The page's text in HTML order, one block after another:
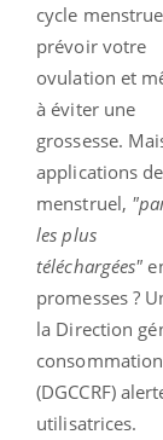
cycle
prévoir votre
ovulation et
à éviter une
grossesse.
applications
menstruel,
les plus
téléchargées"
promesses ?
la Direction
(DGCCRF)
utilisatrices.